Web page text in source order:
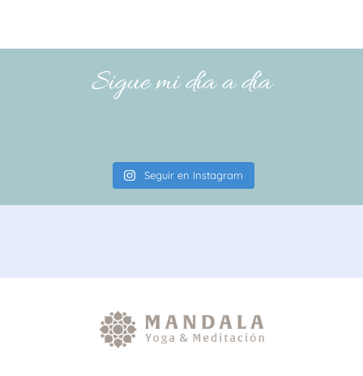
Sigue mi día a día
Seguir en Instagram